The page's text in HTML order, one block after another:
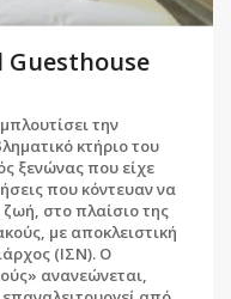
την
κτήριο του
ξενώνας που είχε
που κόντευαν να
στο πλαίσιο της
με αποκλειστική
(ΙΣΝ). Ο
ανανεώνεται,